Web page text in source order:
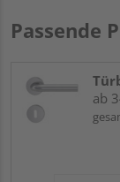
Passende
ab